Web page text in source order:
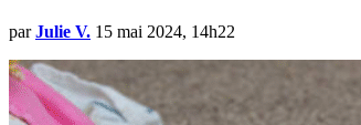
par Julie V. 15 mai 2024, 14h22